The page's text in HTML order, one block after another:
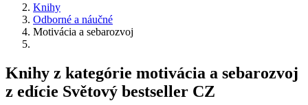
Knihy
Odborné a náučné
Motivácia a sebarozvoj
Knihy z kategórie motivácia a sebarozvoj
z edície Světový bestseller CZ